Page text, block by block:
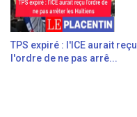
TPS expiré : l'ICE aurait reçu
l'ordre de ne pas arrê...